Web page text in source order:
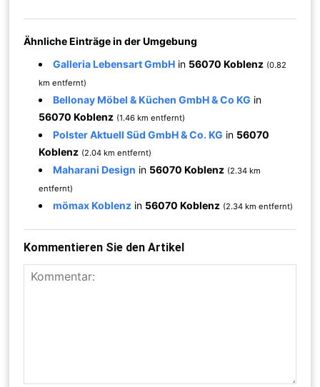
Ähnliche Einträge in der Umgebung
Galleria Lebensart GmbH in 56070 Koblenz (0.82
km entfernt)
Bellonay Möbel & Küchen GmbH & Co KG in
56070 Koblenz (1.46 km entfernt)
Polster Aktuell Süd GmbH & Co. KG in 56070
Koblenz (2.04 km entfernt)
Maharani Design in 56070 Koblenz (2.34 km
entfernt)
mömax Koblenz in 56070 Koblenz (2.34 km entfernt)
Kommentieren Sie den Artikel